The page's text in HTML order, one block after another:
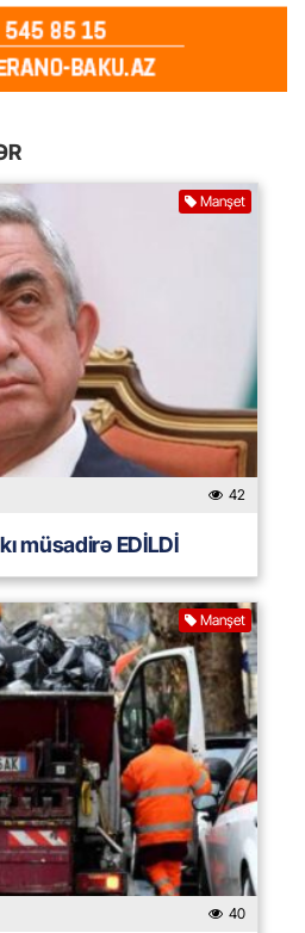
Manşet
42
müsadirə EDİLDİ
Manşet
40